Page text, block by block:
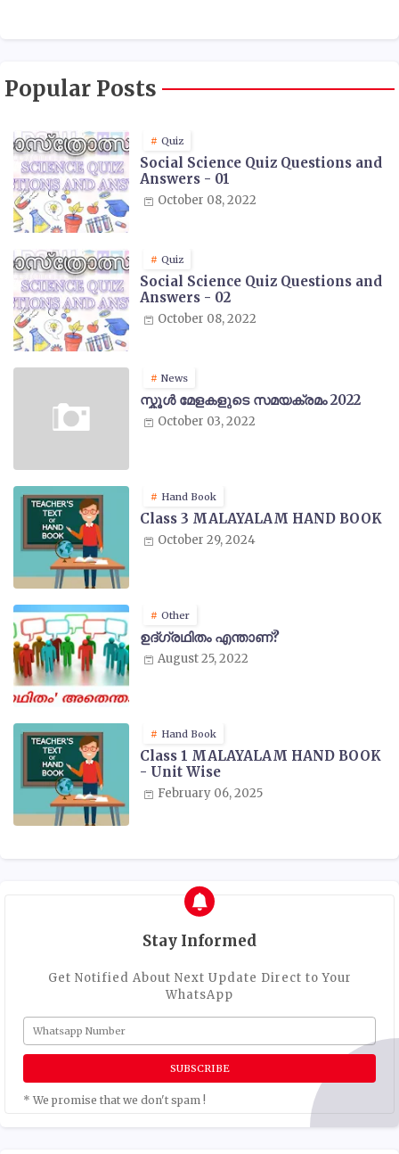
Popular Posts
Quiz
Social Science Quiz Questions and
Answers - 01
October 08, 2022
Quiz
Social Science Quiz Questions and
Answers - 02
October 08, 2022
News
സ്കൂൾ മേളകളുടെ സമയക്രമം 2022
October 03, 2022
Hand Book
Class 3 MALAYALAM HAND BOOK
October 29, 2024
Other
ഉദ്ഗ്രഥിതം എന്താണ്?
August 25, 2022
Hand Book
Class 1 MALAYALAM HAND BOOK
- Unit Wise
February 06, 2025
Stay Informed
Get Notified About Next Update Direct to Your
WhatsApp
* We promise that we don't spam !